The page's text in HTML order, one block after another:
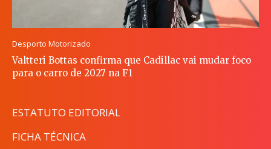
Desporto Motorizado
Valtteri Bottas confirma que Cadillac vai mudar foco
para o carro de 2027 na F1
ESTATUTO EDITORIAL
FICHA TÉCNICA